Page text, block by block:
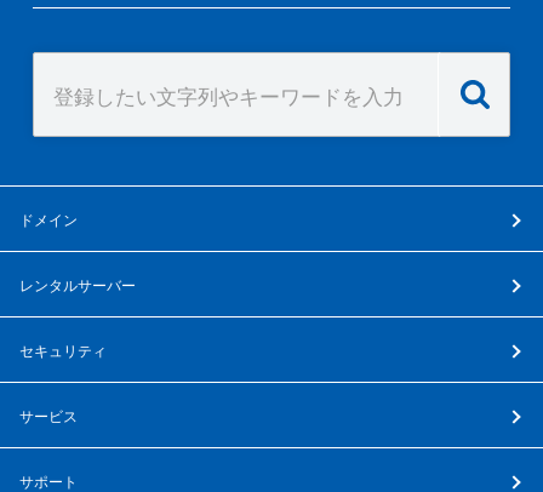
ドメイン
レンタルサーバー
セキュリティ
サービス
サポート